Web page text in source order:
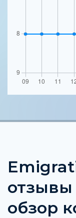
отзывы
обзор